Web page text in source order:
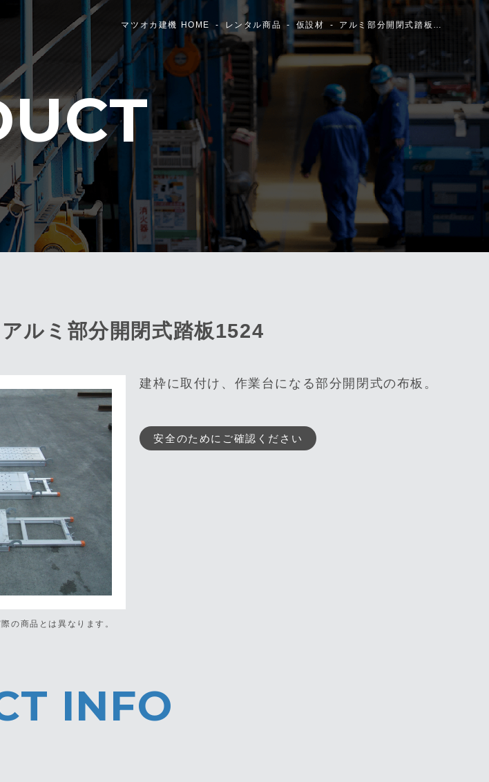
マツオカ建機 HOME レンタル商品 仮設材 アルミ部分開閉式踏板…
アルミ部分開閉式踏板1524
の商品とは異なります。
建枠に取付け、作業台になる部分開閉式の布板。
安全のためにご確認ください
INFO